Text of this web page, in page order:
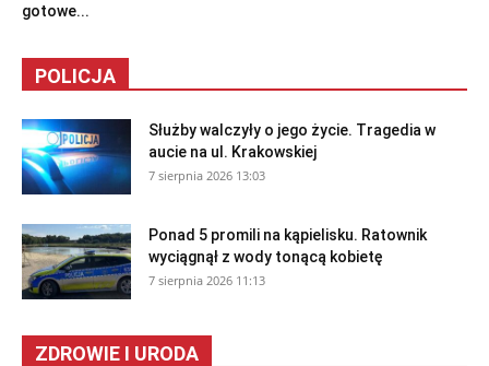
gotowe...
POLICJA
Służby walczyły o jego życie. Tragedia w
aucie na ul. Krakowskiej
7 sierpnia 2026 13:03
Ponad 5 promili na kąpielisku. Ratownik
wyciągnął z wody tonącą kobietę
7 sierpnia 2026 11:13
ZDROWIE I URODA